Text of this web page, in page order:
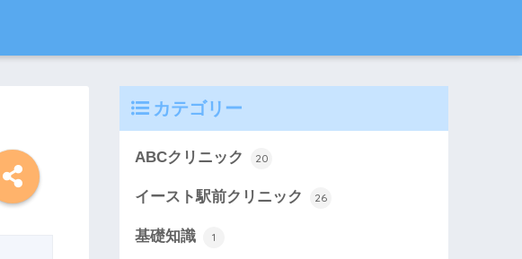
カテゴリー
ABCクリニック 20
イースト駅前クリニック 26
基礎知識 1